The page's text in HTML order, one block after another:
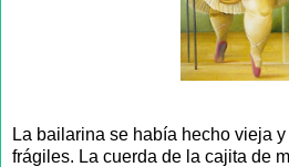
La bailarina se había hecho vieja
frágiles. La cuerda de la cajita de